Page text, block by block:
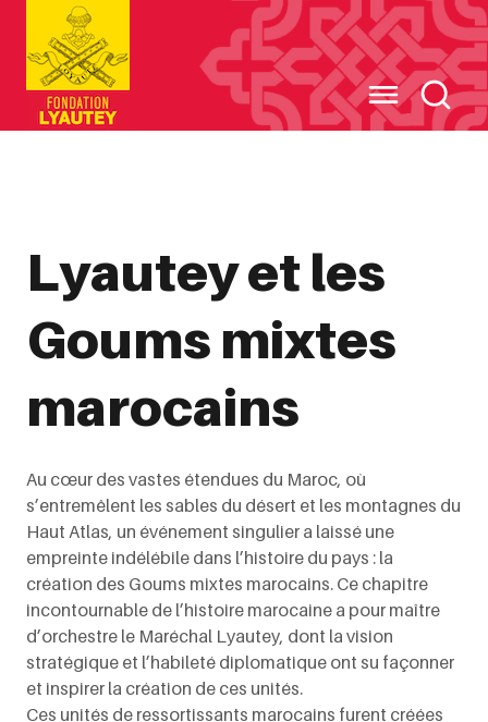
Lyautey et les
Goums mixtes
marocains
Au cœur des vastes étendues du Maroc, où
s’entremêlent les sables du désert et les montagnes du
Haut Atlas, un événement singulier a laissé une
empreinte indélébile dans l’histoire du pays : la
création des Goums mixtes marocains. Ce chapitre
incontournable de l’histoire marocaine a pour maître
d’orchestre le Maréchal Lyautey, dont la vision
stratégique et l’habileté diplomatique ont su façonner
et inspirer la création de ces unités.
Ces unités de ressortissants marocains furent créées
Cookies management panel